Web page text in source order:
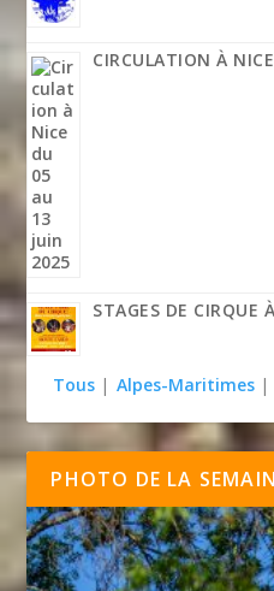
CIRCULATION À
STAGES DE CIRQUE
Tous | Alpes-Maritimes |
PHOTO DE LA